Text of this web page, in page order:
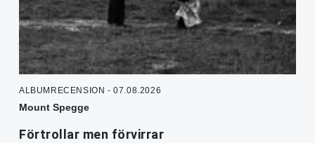
ALBUMRECENSION - 07.08.2026
Mount Spegge
Förtrollar men förvirrar